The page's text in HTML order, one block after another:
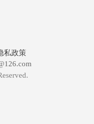
私政策